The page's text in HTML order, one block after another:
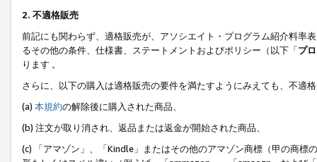
2. 不適格販売
前記にも関わらず、適格販売が、アソシエイト・プログラム紹介料率
るその他の条件、仕様書、ステートメントおよびポリシー（以下「プ
ります 。
さらに、以下の購入は適格販売の要件を満たすようにみえても、不適
(a) 本規約の解除後に購入された商品、
(b) 注文が取り消され、返品または返金が開始された商品、
(c) 「アマゾン」、「Kindle」またはその他のアマゾン商標（甲の商